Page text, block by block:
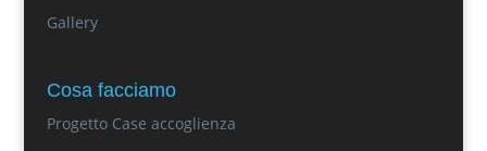
Gallery
Cosa facciamo
Progetto Case accoglienza